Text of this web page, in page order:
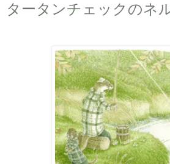
タータンチェックのネ